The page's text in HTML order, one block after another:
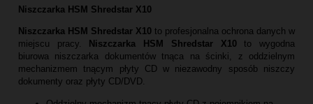
Niszczarka HSM Shredstar X10
Niszczarka HSM Shredstar X10 to profesjonalna ochrona danych w
miejscu pracy. Niszczarka HSM Shredstar X10to wygodna
biurowa niszczarka dokumentów tnąca na ścinki, z oddzielnym
mechanizmem tnącym płyty CD w niezawodny sposób niszczy
dokumenty oraz płyty CD/DVD.